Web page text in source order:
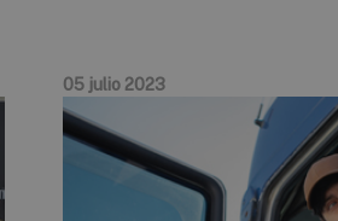
05 julio 2023